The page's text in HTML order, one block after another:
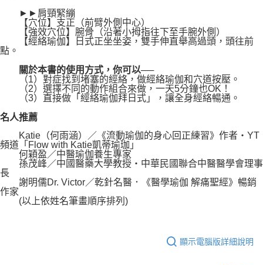
►►肩頸緊繃
【穴位】支正（前臂外側中心）
【強效穴位】腕骨（沿著小拇指往下至手腕外側）
【經絡瑜伽】日式正坐坐姿，雙手伸直舉高過頭，頭往前
點。
關於本書的使用方式，你可以──
（1）對症找到堵塞的經絡，做經絡瑜伽和穴道按壓。
（2）選擇不同的動作組合來做，一天5分鐘也OK！
（3）直接做「經絡瑜伽拜日式」，讓全身經絡暢通。
名人推薦
Katie（何雨涵）／《流動瑜伽的身心回正練習》作者‧YT
頻道「Flow with Katie凱蒂瑜珈」
何穎盈／中醫瑜伽養生專家
孫茂峰／中國醫藥大學教授‧中華民國聯合中醫醫學會理事
長
謝明儒Dr. Victor／乾針名醫．《醫學瑜伽 解痛聖經》暢銷
作家
(以上依姓名筆畫順序排列)
顯示電腦版詳細說明